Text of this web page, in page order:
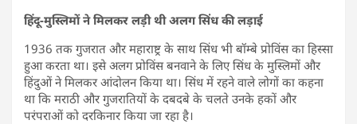
हिंदू-मुस्लिमों ने मिलकर लड़ी थी अलग सिंध की लड़ाई
1936 तक गुजरात और महाराष्ट्र के साथ सिंध भी बॉम्बे प्रोविंस का हिस्सा
हुआ करता था। इसे अलग प्रोविंस बनवाने के लिए सिंध के मुस्लिमों और
हिंदुओं ने मिलकर आंदोलन किया था। सिंध में रहने वाले लोगों का कहना
था कि मराठी और गुजरातियों के दबदबे के चलते उनके हकों और
परंपराओं को दरकिनार किया जा रहा है।